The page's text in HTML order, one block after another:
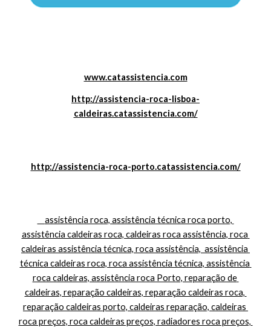
www.catassistencia.com
http://assistencia-roca-lisboa-
caldeiras.catassistencia.com/
http://assistencia-roca-porto.catassistencia.com/
assistência caldeiras roca, caldeiras roca assistência, roca
caldeiras assistência técnica, roca assistência,  assistência
técnica caldeiras roca, roca assistência técnica, assistência
roca caldeiras, assistência roca Porto, reparação de
caldeiras, reparação caldeiras, reparação caldeiras roca,
reparação caldeiras porto, caldeiras reparação, caldeiras
roca preços, roca caldeiras preços, radiadores roca preços,